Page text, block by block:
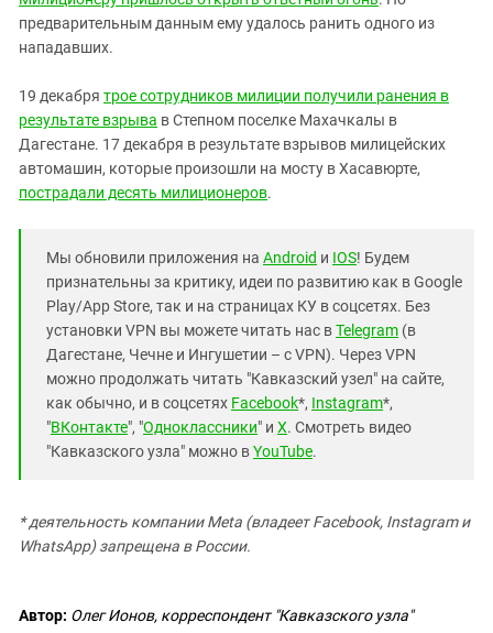
предварительным данным ему удалось ранить одного из
нападавших.
19 декабря трое сотрудников милиции получили ранения в
результате взрыва в Степном поселке Махачкалы в
Дагестане. 17 декабря в результате взрывов милицейских
автомашин, которые произошли на мосту в Хасавюрте,
пострадали десять милиционеров.
Мы обновили приложения на Android и IOS! Будем
признательны за критику, идеи по развитию как в Google
Play/App Store, так и на страницах КУ в соцсетях. Без
установки VPN вы можете читать нас вTelegram (в
Дагестане, Чечне и Ингушетии – с VPN). Через VPN
можно продолжать читать "Кавказский узел" на сайте,
как обычно, и в соцсетях Facebook*, Instagram*,
"ВКонтакте", "Одноклассники" и X. Смотреть видео
"Кавказского узла" можно вYouTube.
* деятельность компании Meta (владеет Facebook, Instagram и
WhatsApp) запрещена в России.
Автор: Олег Ионов, корреспондент "Кавказского узла"